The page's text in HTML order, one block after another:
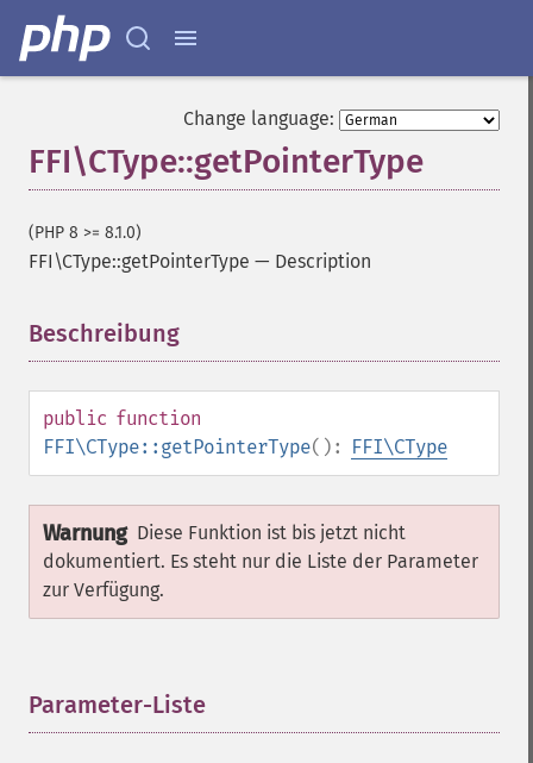
Change language:
FFI\CType::getPointerType
(PHP 8 >= 8.1.0)
FFI\CType::getPointerType — Description
Beschreibung
public function
FFI\CType::getPointerType(): FFI\CType
Warnung Diese Funktion ist bis jetzt nicht
dokumentiert. Es steht nur die Liste der Parameter
zur Verfügung.
Parameter-Liste